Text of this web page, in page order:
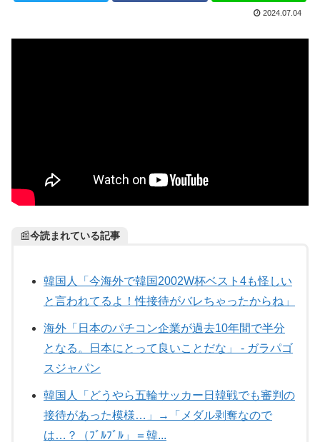
2024.07.04
📰今読まれている記事
韓国人「今海外で韓国2002W杯ベスト4も怪しい
と言われてるよ！性接待がバレちゃったからね」
海外「日本のパチコン企業が過去10年間で半分
となる。日本にとって良いことだな」 - ガラパゴ
スジャパン
韓国人「どうやら五輪サッカー日韓戦でも審判の
接待があった模様…」→「メダル剥奪なので
は…？（ﾌﾞﾙﾌﾞﾙ」＝韓...